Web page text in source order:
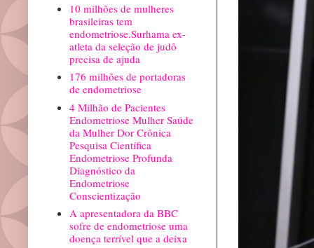
10 milhões de mulheres
brasileiras tem
endometriose.Surhama ex-
atleta da seleção de judô
precisa de ajuda
176 milhões de portadoras
de endometriose
4 Milhão de Pacientes
Endometriose Mulher Saúde
da Mulher Dor Crônica
Pesquisa Científica
Endometriose Profunda
Diagnóstico da
Endometriose
Conscientização
A apresentadora da BBC
sofre de endometriose uma
doença terrível que a deixa